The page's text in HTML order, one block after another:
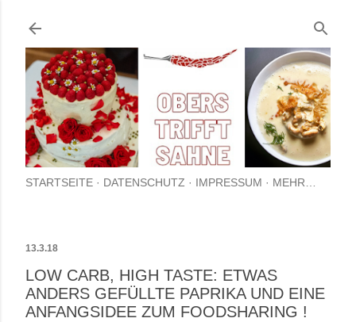
STARTSEITE DATENSCHUTZ IMPRESSUM MEHR…
13.3.18
LOW CARB, HIGH TASTE: ETWAS
ANDERS GEFÜLLTE PAPRIKA UND EINE
ANFANGSIDEE ZUM FOODSHARING !